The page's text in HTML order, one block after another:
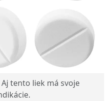
Aj tento liek má svoje